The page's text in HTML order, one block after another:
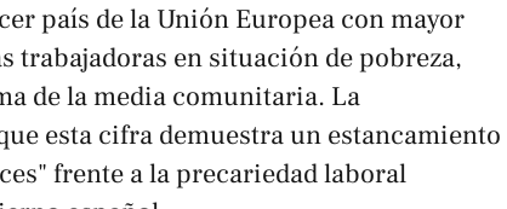
país de la Unión Europea con mayor
trabajadoras en situación de pobreza,
de la media comunitaria. La
esta cifra demuestra un estancamiento
frente a la precariedad laboral